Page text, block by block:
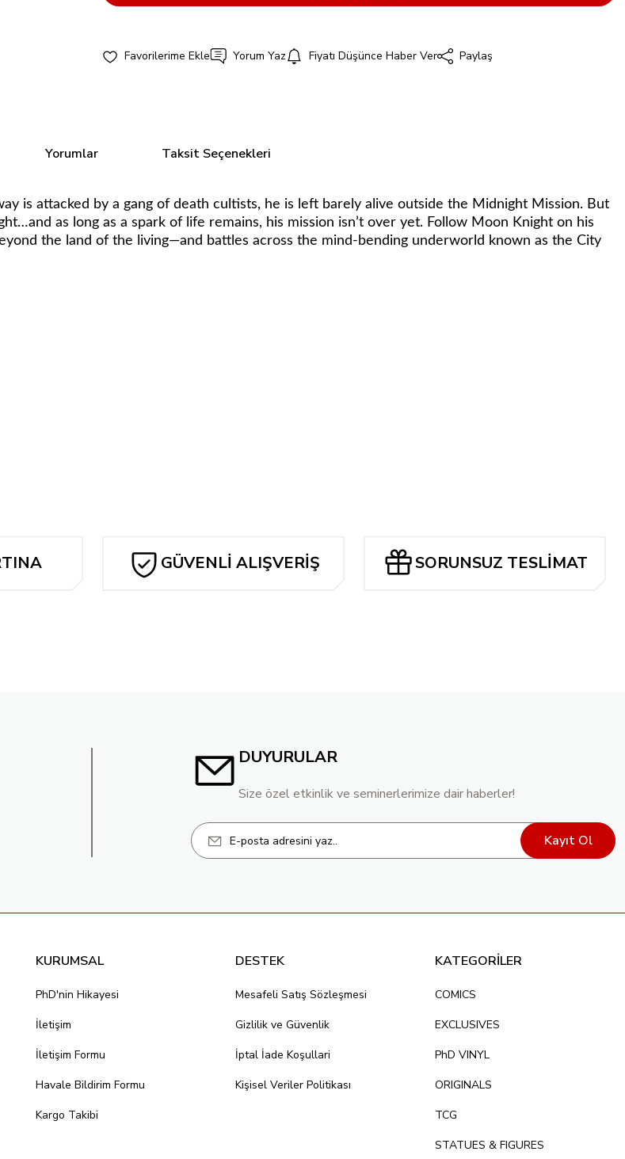
Yorum Yaz Fiyatı Düşünce Haber Ver Paylaş
Yorumlar Taksit Seçenekleri
is attacked by a gang of death cultists, he is left barely alive outside the Midnight Mission. But
as long as a spark of life remains, his mission isn’t over yet. Follow Moon Knight on his
the land of the living—and battles across the mind-bending underworld known as the City
GÜVENLİ ALIŞVERİŞ SORUNSUZ TESLİMAT
DUYURULAR
Size özel etkinlik ve seminerlerimize dair haberler!
Kayıt Ol
KURUMSAL
PhD'nin Hikayesi
İletişim
İletişim Formu
Havale Bildirim Formu
Kargo Takibi
DESTEK
Mesafeli Satış Sözleşmesi
Gizlilik ve Güvenlik
İptal İade Koşullari
Kişisel Veriler Politikası
KATEGORİLER
COMICS
EXCLUSIVES
PhD VINYL
ORIGINALS
TCG
STATUES & FIGURES